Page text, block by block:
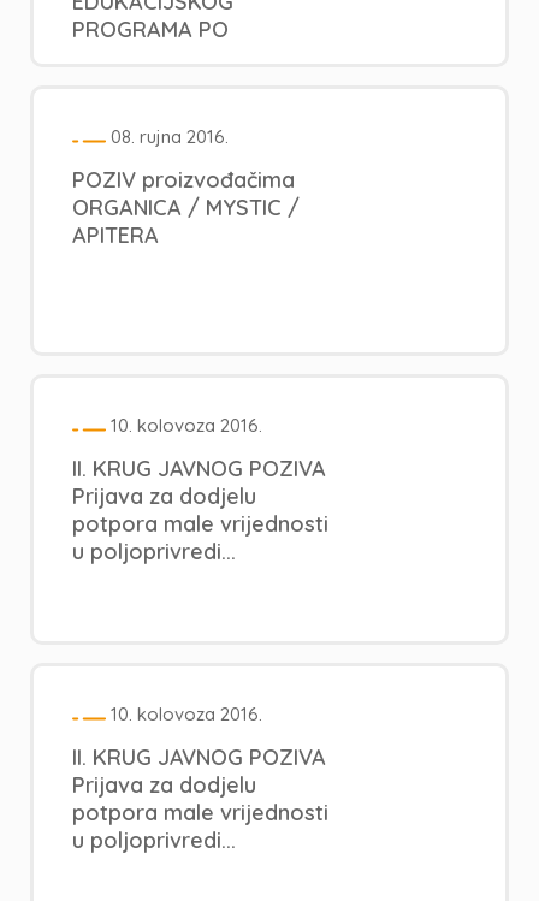
PROGRAMA PO
08. rujna 2016.
POZIV proizvođačima
ORGANICA / MYSTIC /
APITERA
10. kolovoza 2016.
II. KRUG JAVNOG POZIVA
Prijava za dodjelu
potpora male vrijednosti
u poljoprivredi...
10. kolovoza 2016.
II. KRUG JAVNOG POZIVA
Prijava za dodjelu
potpora male vrijednosti
u poljoprivredi...